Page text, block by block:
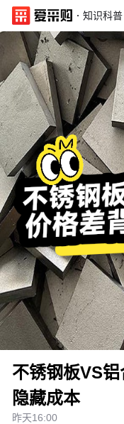
· 知识科普
不锈钢板VS
隐藏成本
昨天16:00